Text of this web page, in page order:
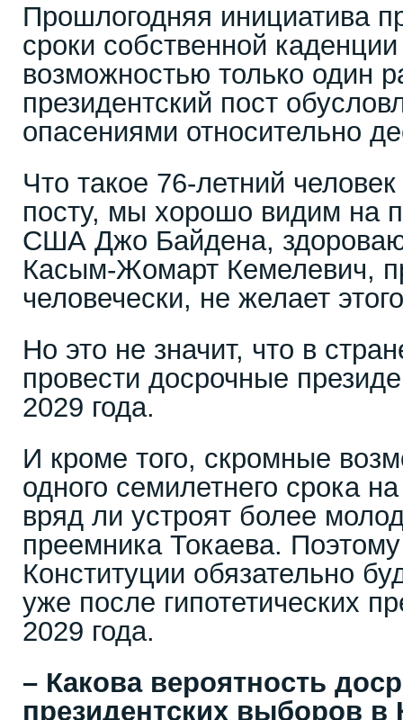
Прошлогодняя инициатива
сроки собственной
возможностью только один
президентский пост
опасениями относительно
Что такое 76-летний
посту, мы хорошо видим на
США Джо Байдена,
Касым-Жомарт Кемелевич,
человечески, не желает
Но это не значит, что в
провести досрочные
2029 года.
И кроме того, скромные
одного семилетнего срока
вряд ли устроят более
преемника Токаева.
Конституции обязательно
уже после гипотетических
2029 года.
– Какова вероятность
президентских выборов в